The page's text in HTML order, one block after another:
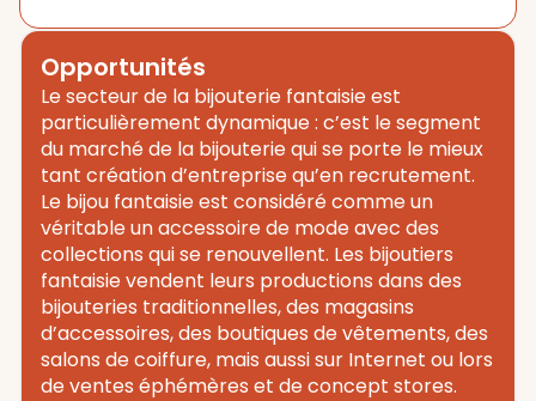
Opportunités
Le secteur de la bijouterie fantaisie est
particulièrement dynamique : c’est le segment
du marché de la bijouterie qui se porte le mieux
tant création d’entreprise qu’en recrutement.
Le bijou fantaisie est considéré comme un
véritable un accessoire de mode avec des
collections qui se renouvellent. Les bijoutiers
fantaisie vendent leurs productions dans des
bijouteries traditionnelles, des magasins
d’accessoires, des boutiques de vêtements, des
salons de coiffure, mais aussi sur Internet ou lors
de ventes éphémères et de concept stores.